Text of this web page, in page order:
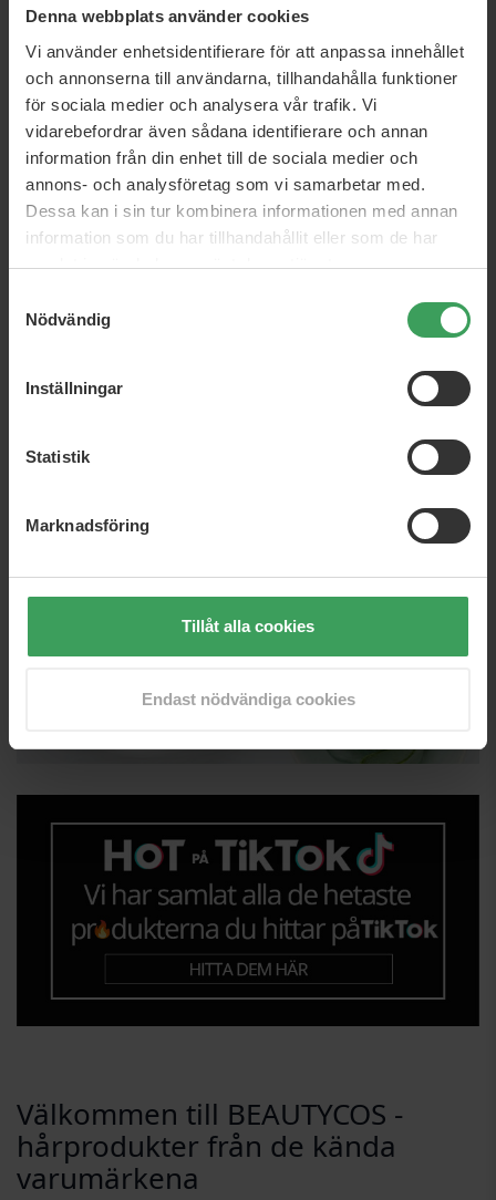
Denna webbplats använder cookies
Vi använder enhetsidentifierare för att anpassa innehållet
och annonserna till användarna, tillhandahålla funktioner
för sociala medier och analysera vår trafik. Vi
vidarebefordrar även sådana identifierare och annan
information från din enhet till de sociala medier och
annons- och analysföretag som vi samarbetar med.
Dessa kan i sin tur kombinera informationen med annan
information som du har tillhandahållit eller som de har
samlat in när du har använt deras tjänster.
Nödvändig
Inställningar
Statistik
Marknadsföring
Tillåt alla cookies
Endast nödvändiga cookies
Välkommen till BEAUTYCOS -
hårprodukter från de kända
varumärkena